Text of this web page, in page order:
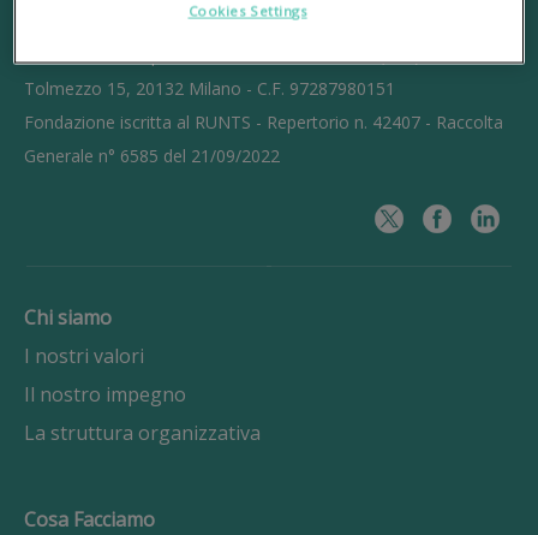
Tolmezzo 15, 20132 Milano - C.F. 97287980151
Fondazione iscritta al RUNTS - Repertorio n. 42407 - Raccolta
Generale n° 6585 del 21/09/2022
Chi siamo
I nostri valori
Il nostro impegno
La struttura organizzativa
Cosa Facciamo
Cookies Settings